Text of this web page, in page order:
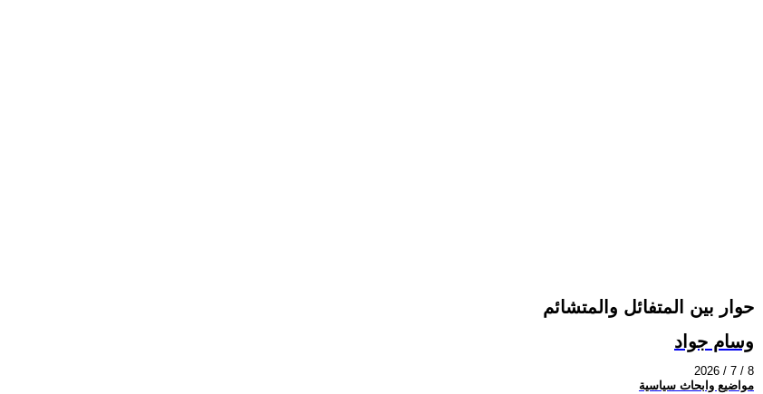
حوار بين المتفائل والمتشائم
وسام جواد
2026 / 7 / 8
مواضيع وابحاث سياسية